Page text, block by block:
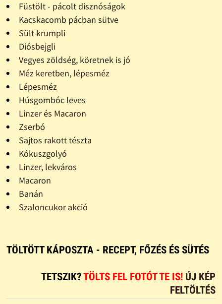
Füstölt - pácolt disznóságok
Kacskacomb pácban sütve
Sült krumpli
Diósbejgli
Vegyes zöldség, köretnek is jó
Méz keretben, lépesméz
Lépesméz
Húsgombóc leves
Linzer és Macaron
Zserbó
Sajtos rakott tészta
Kókuszgolyó
Linzer, lekváros
Macaron
Banán
Szaloncukor akció
TÖLTÖTT KÁPOSZTA - RECEPT, FŐZÉS ÉS SÜTÉS
TETSZIK?TÖLTS FEL FOTÓT TE IS! ÚJ KÉP
FELTÖLTÉS